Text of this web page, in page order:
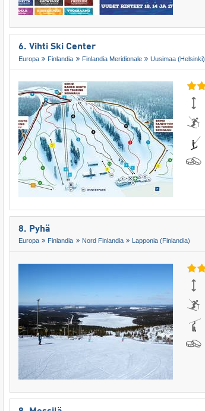
6. Vihti Ski Center
Europa Finlandia Finlandia Meridionale Uusimaa (Helsinki)
8. Pyhä
Europa Finlandia Nord Finlandia Lapponia (Finlandia)